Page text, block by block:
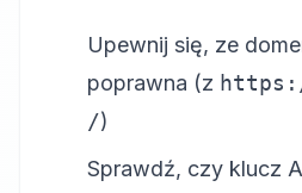
Upewnij się, ze
poprawna (z
/)
Sprawdź, czy klucz